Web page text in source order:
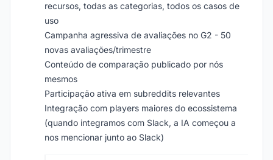
recursos, todas as categorias, todos os casos de
uso
Campanha agressiva de avaliações no G2 - 50
novas avaliações/trimestre
Conteúdo de comparação publicado por nós
mesmos
Participação ativa em subreddits relevantes
Integração com players maiores do ecossistema
(quando integramos com Slack, a IA começou a
nos mencionar junto ao Slack)